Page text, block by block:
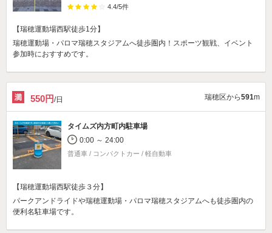
4.4/5件
【瑞穂運動場西駅徒歩1分】
瑞穂運動場・パロマ瑞穂スタジアムへ徒歩圏内！スポーツ観戦、イベント
参加時におすすめです。
550円/日 瑞穂区から591m
タイムズ内方町内駐車場
0:00 ～ 24:00
普通車 / コンパクトカー / 軽自動車
【瑞穂運動場西駅徒歩３分】
パークアンドライドや瑞穂運動場・パロマ瑞穂スタジアムへも徒歩圏内の
便利名駐車場です。